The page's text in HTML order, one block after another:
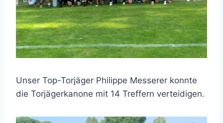
Unser Top-Torjäger Philippe Messerer konnte
die Torjägerkanone mit 14 Treffern verteidigen.